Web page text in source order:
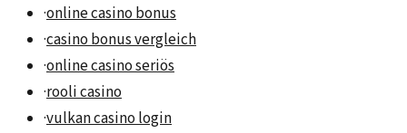
·online casino bonus
·casino bonus vergleich
·online casino seriös
·rooli casino
·vulkan casino login